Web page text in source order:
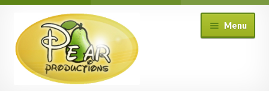
door
naar
navigatie
naar
de
inhoud
Menu